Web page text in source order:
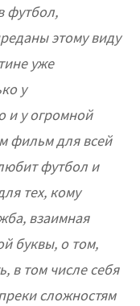
футбол,
этому виду
уже
у
и у огромной
фильм для всей
футбол и
тех, кому
взаимная
буквы, о том,
в том числе себя
сложностям